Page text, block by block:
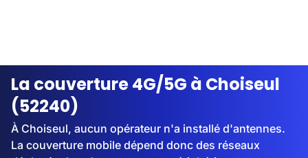
Streaming
La couverture 4G/5G à Choiseul
(52240)
À Choiseul, aucun opérateur n'a installé d'antennes.
La couverture mobile dépend donc des réseaux